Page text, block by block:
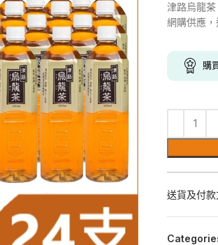
津路烏龍
網購供應，
購
送貨及付